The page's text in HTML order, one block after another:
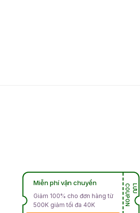
Miễn phí vận chuyển
Giảm 100% cho đơn hàng từ
500K giảm tối đa 40K
L
Ư
U
C
O
U
P
O
N